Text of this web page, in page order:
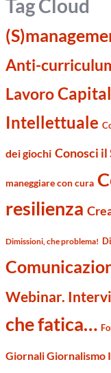
Tag Cloud
Anti-
Lavoro
Intellettuale
dei giochi Conosci
maneggiare con cura
resilienza
Dimissioni, che problema!
Webinar.
che fatica…
Giornali Giornalismo